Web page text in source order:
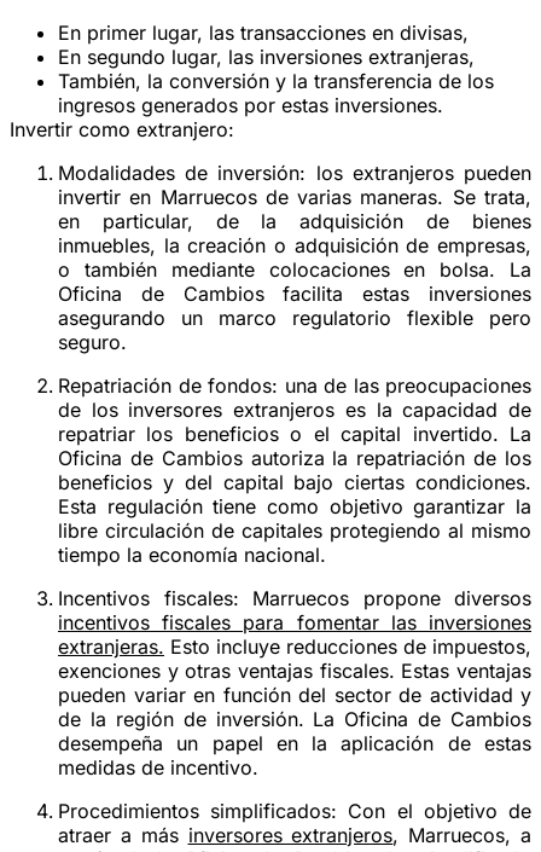
En primer lugar, las transacciones en divisas,
En segundo lugar, las inversiones extranjeras,
También, la conversión y la transferencia de los
ingresos generados por estas inversiones.
Invertir como extranjero:
Modalidades de inversión: los extranjeros pueden
invertir en Marruecos de varias maneras. Se trata,
en particular, de la adquisición de bienes
inmuebles, la creación o adquisición de empresas,
o también mediante colocaciones en bolsa. La
Oficina de Cambios facilita estas inversiones
asegurando un marco regulatorio flexible pero
seguro.
Repatriación de fondos: una de las preocupaciones
de los inversores extranjeros es la capacidad de
repatriar los beneficios o el capital invertido. La
Oficina de Cambios autoriza la repatriación de los
beneficios y del capital bajo ciertas condiciones.
Esta regulación tiene como objetivo garantizar la
libre circulación de capitales protegiendo al mismo
tiempo la economía nacional.
Incentivos fiscales: Marruecos propone diversos
incentivos fiscales para fomentar las inversiones
extranjeras. Esto incluye reducciones de impuestos,
exenciones y otras ventajas fiscales. Estas ventajas
pueden variar en función del sector de actividad y
de la región de inversión. La Oficina de Cambios
desempeña un papel en la aplicación de estas
medidas de incentivo.
Procedimientos simplificados: Con el objetivo de
atraer a más inversores extranjeros, Marruecos, a